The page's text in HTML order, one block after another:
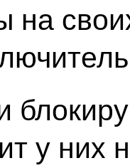
на
у них